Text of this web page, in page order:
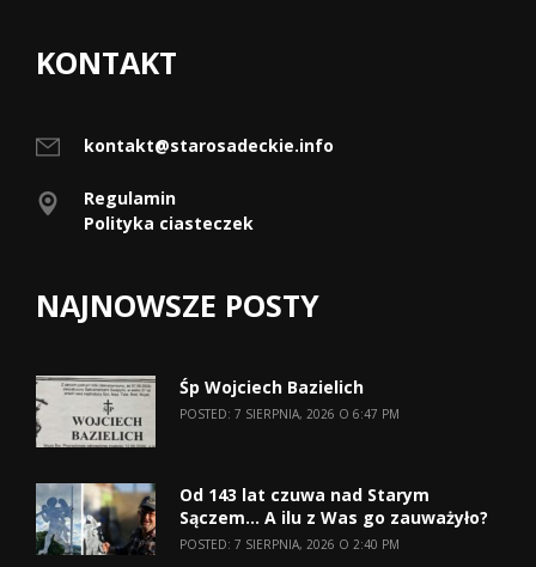
KONTAKT
kontakt@starosadeckie.info
Regulamin
Polityka ciasteczek
NAJNOWSZE POSTY
Śp Wojciech Bazielich
POSTED: 7 SIERPNIA, 2026 O 6:47 PM
Od 143 lat czuwa nad Starym
Sączem… A ilu z Was go zauważyło?
POSTED: 7 SIERPNIA, 2026 O 2:40 PM